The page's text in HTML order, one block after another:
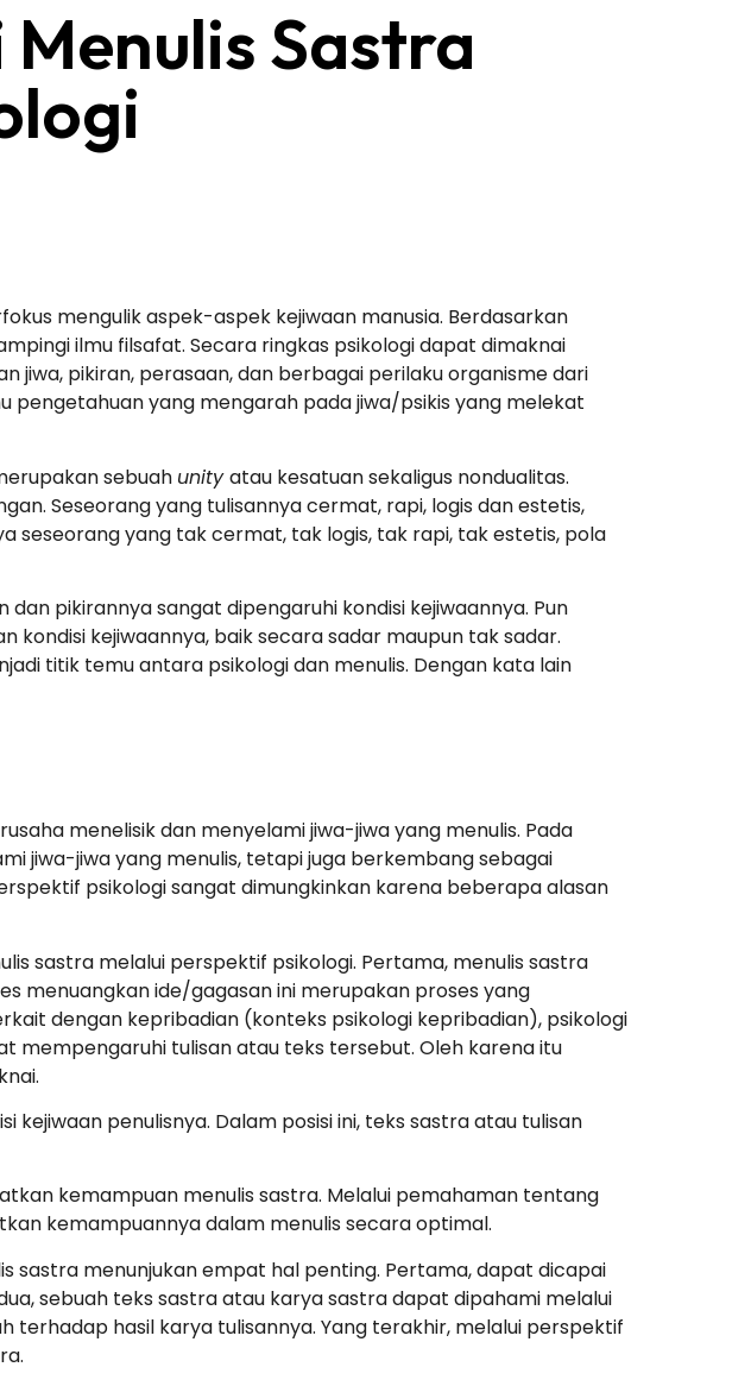
Sastra
mengulik aspek-aspek kejiwaan manusia. Berdasarkan
ilmu filsafat. Secara ringkas psikologi dapat dimaknai
jiwa, pikiran, perasaan, dan berbagai perilaku organisme dari
pengetahuan yang mengarah pada jiwa/psikis yang melekat
sebuah unityatau kesatuan sekaligus nondualitas.
Seseorang yang tulisannya cermat, rapi, logis dan estetis,
seseorang yang tak cermat, tak logis, tak rapi, tak estetis, pola
pikirannya sangat dipengaruhi kondisi kejiwaannya. Pun
kondisi kejiwaannya, baik secara sadar maupun tak sadar.
titik temu antara psikologi dan menulis. Dengan kata lain
menelisik dan menyelami jiwa-jiwa yang menulis. Pada
jiwa-jiwa yang menulis, tetapi juga berkembang sebagai
psikologi sangat dimungkinkan karena beberapa alasan
sastra melalui perspektif psikologi. Pertama, menulis sastra
menuangkan ide/gagasan ini merupakan proses yang
dengan kepribadian (konteks psikologi kepribadian), psikologi
mempengaruhi tulisan atau teks tersebut. Oleh karena itu
penulisnya. Dalam posisi ini, teks sastra atau tulisan
kemampuan menulis sastra. Melalui pemahaman tentang
kemampuannya dalam menulis secara optimal.
sastra menunjukan empat hal penting. Pertama, dapat dicapai
sebuah teks sastra atau karya sastra dapat dipahami melalui
terhadap hasil karya tulisannya. Yang terakhir, melalui perspektif